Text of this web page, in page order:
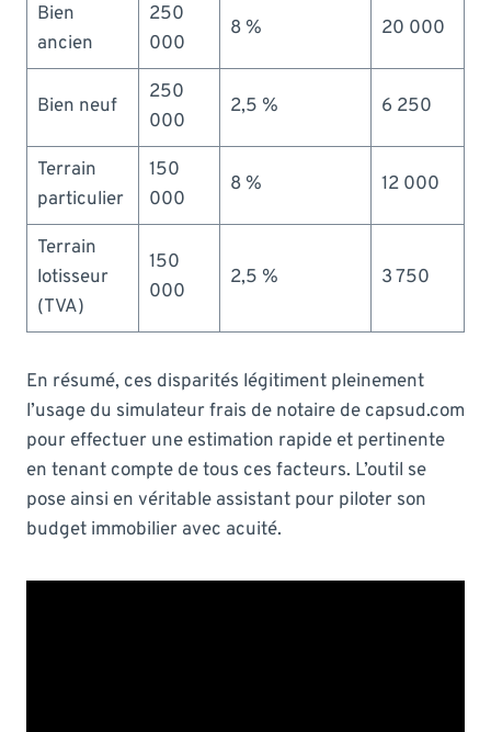
Bien
ancien
250
000
8 % 20 000
Bien neuf
250
000
2,5 % 6 250
Terrain
particulier
150
000
8 % 12 000
Terrain
lotisseur
(TVA)
150
000
2,5 % 3 750
En résumé, ces disparités légitiment pleinement
l’usage du simulateur frais de notaire de capsud.com
pour effectuer une estimation rapide et pertinente
en tenant compte de tous ces facteurs. L’outil se
pose ainsi en véritable assistant pour piloter son
budget immobilier avec acuité.